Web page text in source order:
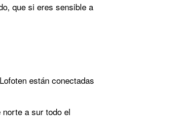
que si eres sensible a
están conectadas
a sur todo el